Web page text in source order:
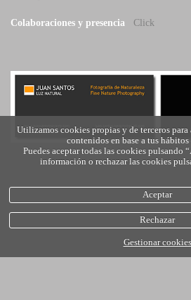
Colaboraciones y presencia Click
Utilizamos cookies propias y de terceros
contenidos en base a tus
Puedes aceptar todas las cookies pulsando
información o rechazar las cookies
Aceptar
Rechazar
Gestionar cookies